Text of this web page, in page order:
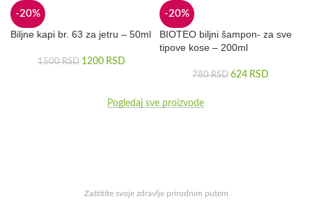
-20%
Biljne kapi br. 63 za jetru – 50ml
1500RSD 1200 RSD
-20%
BIOTEO biljni šampon- za sve
tipove kose – 200ml
780RSD 624 RSD
Pogledaj sve proizvode
Zaštitite svoje zdravlje prirodnim putem